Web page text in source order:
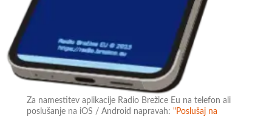
Za namestitev aplikacije Radio Brežice Eu na telefon ali
poslušanje na iOS / Android napravah:"Poslušaj na